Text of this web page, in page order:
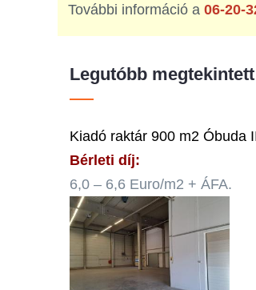
További információ a 06-20-
Legutóbb
Kiadó raktár 900 m2 Óbuda
Bérleti díj:
6,0 – 6,6 Euro/m2 + ÁFA.